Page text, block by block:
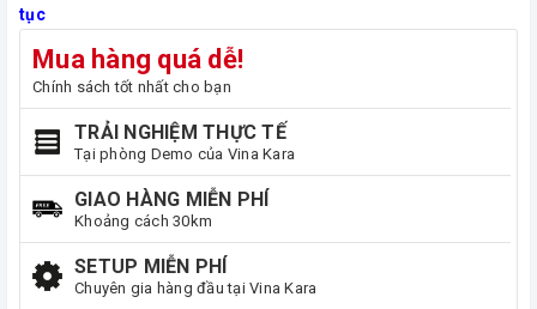
tục
Mua hàng quá dễ!
Chính sách tốt nhất cho bạn
TRẢI NGHIỆM THỰC TẾ
Tại phòng Demo của Vina Kara
GIAO HÀNG MIỄN PHÍ
Khoảng cách 30km
SETUP MIỄN PHÍ
Chuyên gia hàng đầu tại Vina Kara